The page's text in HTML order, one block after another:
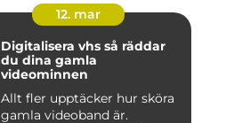
12. mar
Digitalisera vhs så räddar
du dina gamla
videominnen
Allt fler upptäcker hur sköra
gamla videoband är.